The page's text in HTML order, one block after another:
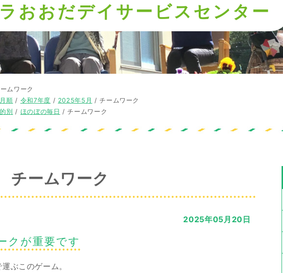
おおだデイサービスセンター
ムワーク
順 / 令和7年度 / 2025年5月 /チームワーク
別 / ほのぼの毎日 /チームワーク
チームワーク
2025年05月20日
クが重要です
ぶこのゲーム。